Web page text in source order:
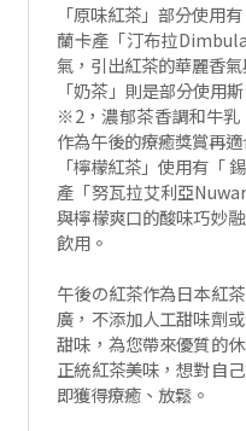
「原味紅茶」部分使用
蘭卡產「汀布拉
氣，引出紅茶的華麗香氣
「奶茶」則是部分使用
※2，濃郁茶香調和牛乳
作為午後的療癒獎賞再適
「檸檬紅茶」使用有「
產「努瓦拉艾利亞
與檸檬爽口的酸味巧妙
飲用。
午後の紅茶作為日本紅
廣，不添加人工甜味劑
甜味，為您帶來優質的
正統紅茶美味，想對自
即獲得療癒、放鬆。